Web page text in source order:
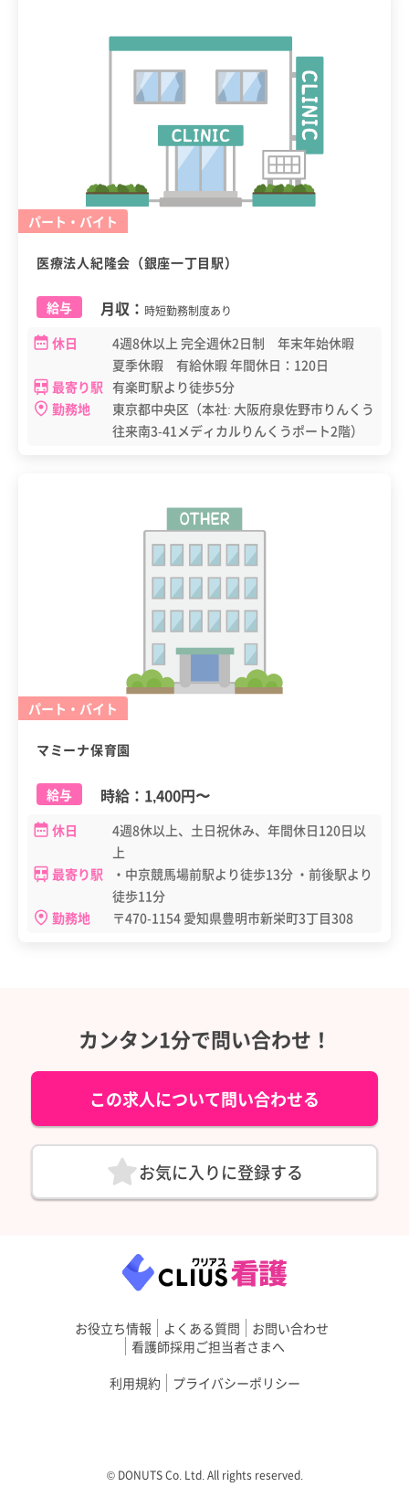
パート・バイト
医療法人紀隆会（銀座一丁目駅）
給与 月収： 時短勤務制度あり
休日
4週8休以上 完全週休2日制 年末年始休暇
夏季休暇 有給休暇 年間休日：120日
最寄り駅 有楽町駅より徒歩5分
勤務地
東京都中央区（本社: 大阪府泉佐野市りんくう
往来南3-41メディカルりんくうポート2階）
パート・バイト
マミーナ保育園
給与 時給： 1,400円〜
休日
4週8休以上、土日祝休み、年間休日120日以
上
最寄り駅
・中京競馬場前駅より徒歩13分 ・前後駅より
徒歩11分
勤務地
〒470-1154 愛知県豊明市新栄町3丁目308
カンタン1分で問い合わせ！
この求人について問い合わせる
お気に入りに登録する
お役立ち情報 よくある質問
お問い合わせ
看護師採用ご担当者さまへ
利用規約
プライバシーポリシー
©︎ DONUTS Co. Ltd. All rights reserved.